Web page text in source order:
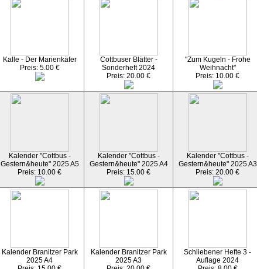
Kalle - Der Marienkäfer
Preis: 5.00 €
Cottbuser Blätter -
Sonderheft 2024
Preis: 20.00 €
"Zum Kugeln - Frohe
Weihnacht"
Preis: 10.00 €
Kalender "Cottbus -
Gestern&heute" 2025 A5
Preis: 10.00 €
Kalender "Cottbus -
Gestern&heute" 2025 A4
Preis: 15.00 €
Kalender "Cottbus -
Gestern&heute" 2025 A3
Preis: 20.00 €
Kalender Branitzer Park
2025 A4
Kalender Branitzer Park
2025 A3
Schliebener Hefte 3 -
Auflage 2024